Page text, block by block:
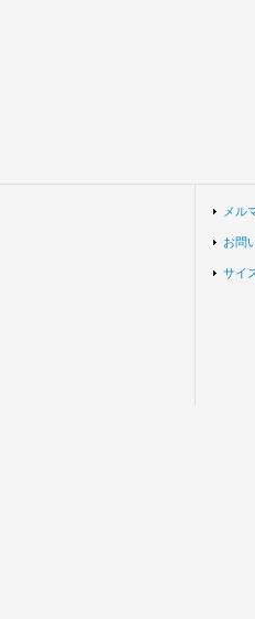
メル
お問
サイ